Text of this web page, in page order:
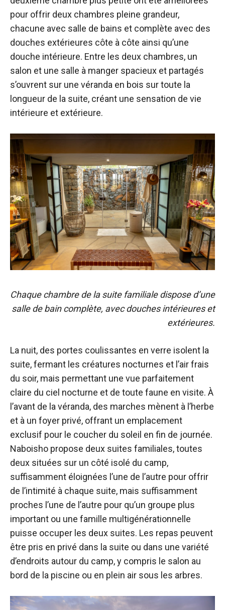
pour offrir deux chambres pleine grandeur,
chacune avec salle de bains et complète avec des
douches extérieures côte à côte ainsi qu’une
douche intérieure. Entre les deux chambres, un
salon et une salle à manger spacieux et partagés
s’ouvrent sur une véranda en bois sur toute la
longueur de la suite, créant une sensation de vie
intérieure et extérieure.
Chaque chambre de la suite familiale dispose d’une
salle de bain complète, avec douches intérieures et
extérieures.
La nuit, des portes coulissantes en verre isolent la
suite, fermant les créatures nocturnes et l’air frais
du soir, mais permettant une vue parfaitement
claire du ciel nocturne et de toute faune en visite. À
l’avant de la véranda, des marches mènent à l’herbe
et à un foyer privé, offrant un emplacement
exclusif pour le coucher du soleil en fin de journée.
Naboisho propose deux suites familiales, toutes
deux situées sur un côté isolé du camp,
suffisamment éloignées l’une de l’autre pour offrir
de l’intimité à chaque suite, mais suffisamment
proches l’une de l’autre pour qu’un groupe plus
important ou une famille multigénérationnelle
puisse occuper les deux suites. Les repas peuvent
être pris en privé dans la suite ou dans une variété
d’endroits autour du camp, y compris le salon au
bord de la piscine ou en plein air sous les arbres.